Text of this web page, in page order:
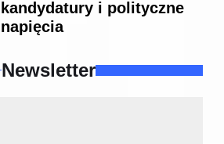
kandydatury i polityczne
napięcia
Newsletter